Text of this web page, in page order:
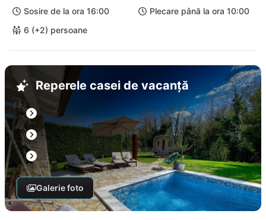
Sosire de la ora 16:00
Plecare până la ora 10:00
6 (+2) persoane
Reperele casei de vacanță
Galerie foto